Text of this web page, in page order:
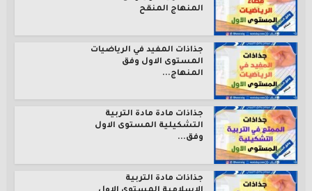
المنهاج المنقح
جذاذات المفيد في الرياضيات
المستوى الاول وفق
المنهاج...
جذاذات مادة مادة التربية
التشكيلية المستوى الاول
وفق...
جذاذات مادة التربية